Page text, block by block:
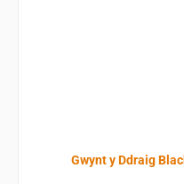
Gwynt y Ddraig